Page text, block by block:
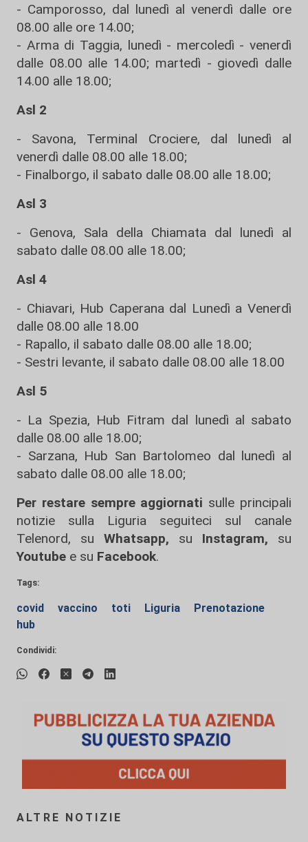
- Camporosso, dal lunedì al venerdì dalle ore
08.00 alle ore 14.00;
- Arma di Taggia, lunedì - mercoledì - venerdì
dalle 08.00 alle 14.00; martedì - giovedì dalle
14.00 alle 18.00;
Asl 2
- Savona, Terminal Crociere, dal lunedì al
venerdì dalle 08.00 alle 18.00;
- Finalborgo, il sabato dalle 08.00 alle 18.00;
Asl 3
- Genova, Sala della Chiamata dal lunedì al
sabato dalle 08.00 alle 18.00;
Asl 4
- Chiavari, Hub Caperana dal Lunedì a Venerdì
dalle 08.00 alle 18.00
- Rapallo, il sabato dalle 08.00 alle 18.00;
- Sestri levante, il sabato dalle 08.00 alle 18.00
Asl 5
- La Spezia, Hub Fitram dal lunedì al sabato
dalle 08.00 alle 18.00;
- Sarzana, Hub San Bartolomeo dal lunedì al
sabato dalle 08.00 alle 18.00;
Per restare sempre aggiornati sulle principali
notizie sulla Liguria seguiteci sul canale
Telenord, su
Whatsapp, su Instagram, su
Youtube e su Facebook.
Tags:
covid vaccino toti Liguria
Prenotazione
hub
Condividi:
ALTRE NOTIZIE